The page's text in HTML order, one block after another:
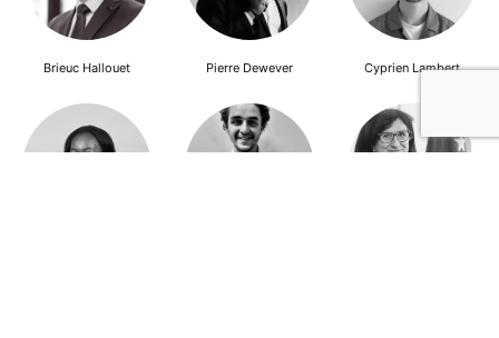
Brieuc Hallouet Pierre Dewever Cyprien Lambert